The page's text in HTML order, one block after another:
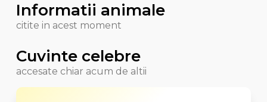
Informatii animale
citite in acest moment
Cuvinte celebre
accesate chiar acum de altii